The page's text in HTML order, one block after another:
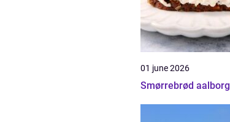
01 june 2026
Smørrebrød aalborg